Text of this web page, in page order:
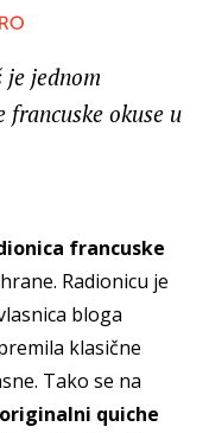
je jednom
okuse u
francuske
Radionicu je
bloga
klasične
Tako se na
quiche